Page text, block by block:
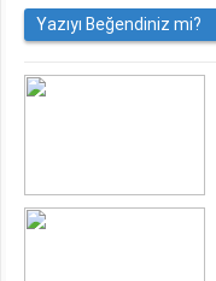
Yazıyı Beğendiniz mi?